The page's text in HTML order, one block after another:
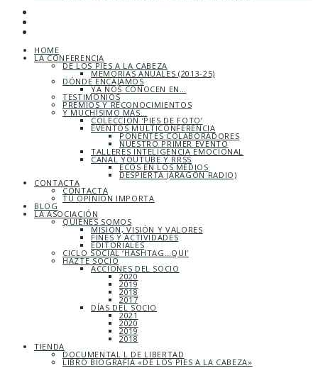
HOME
LA CONFERENCIA
DE LOS PIES A LA CABEZA
MEMORIAS ANUALES (2013-25)
DÓNDE ENCAJAMOS
YA NOS CONOCEN EN…
TESTIMONIOS
PREMIOS Y RECONOCIMIENTOS
Y MUCHÍSIMO MÁS…
COLECCIÓN ‘PIES DE FOTO’
EVENTOS MULTICONFERENCIA
PONENTES COLABORADORES
NUESTRO PRIMER EVENTO
TALLERES INTELIGENCIA EMOCIONAL
CANAL YOUTUBE Y RRSS
ECOS EN LOS MEDIOS
DESPIERTA (ARAGÓN RADIO)
CONTACTA
CONTACTA
TU OPINIÓN IMPORTA
BLOG
LA ASOCIACIÓN
QUIÉNES SOMOS
MISIÓN, VISIÓN Y VALORES
FINES Y ACTIVIDADES
EDITORIALES
CICLO SOCIAL ‘HASHTAG…QUI’
HAZTE SOCIO
ACCIONES DEL SOCIO
2020
2019
2018
2017
DÍAS DEL SOCIO
2021
2020
2019
2018
TIENDA
DOCUMENTAL L DE LIBERTAD
LIBRO BIOGRAFÍA «DE LOS PIES A LA CABEZA»